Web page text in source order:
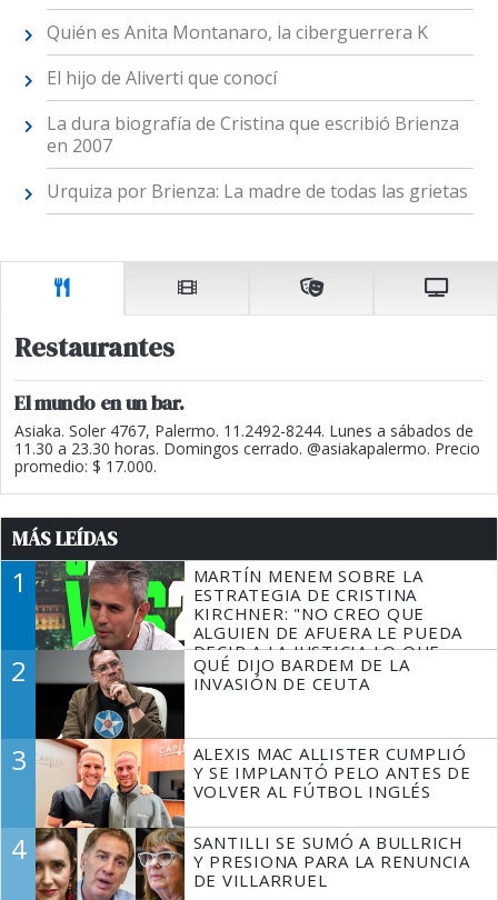
Quién es Anita Montanaro, la ciberguerrera K
El hijo de Aliverti que conocí
La dura biografía de Cristina que escribió Brienza
en 2007
Urquiza por Brienza: La madre de todas las grietas
Restaurantes
El mundo en un bar.
Asiaka. Soler 4767, Palermo. 11.2492-8244. Lunes a sábados de
11.30 a 23.30 horas. Domingos cerrado. @asiakapalermo. Precio
promedio: $ 17.000.
MÁS LEÍDAS
1
MARTÍN MENEM SOBRE LA
ESTRATEGIA DE CRISTINA
KIRCHNER: "NO CREO QUE
ALGUIEN DE AFUERA LE PUEDA
DECIR A LA JUSTICIA LO QUE
TIENE QUE HACER"
2
QUÉ DIJO BARDEM DE LA
INVASIÓN DE CEUTA
3
ALEXIS MAC ALLISTER CUMPLIÓ
Y SE IMPLANTÓ PELO ANTES DE
VOLVER AL FÚTBOL INGLÉS
4
SANTILLI SE SUMÓ A BULLRICH
Y PRESIONA PARA LA RENUNCIA
DE VILLARRUEL